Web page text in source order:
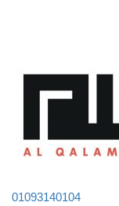
01093140104